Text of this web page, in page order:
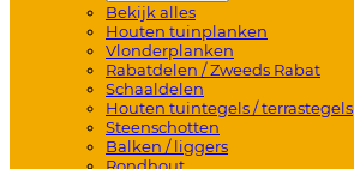
Bekijk alles
Houten tuinplanken
Vlonderplanken
Rabatdelen / Zweeds Rabat
Schaaldelen
Houten tuintegels / terrastegels
Steenschotten
Balken / liggers
Rondhout